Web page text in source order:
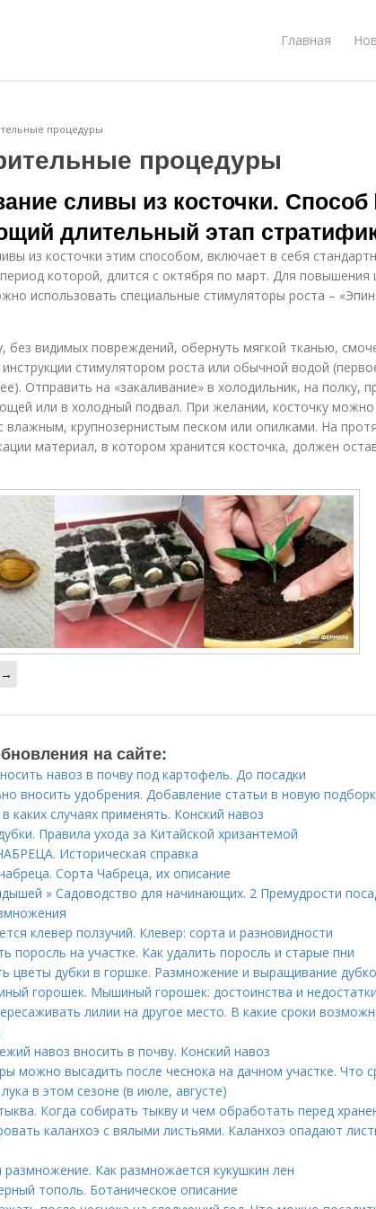
Главная
процедуры
процедуры
сливы из косточки.
длительный этап
из косточки этим способом, включает в себя
которой, длится с октября по март. Для повышения
использовать специальные стимуляторы роста –
без видимых повреждений, обернуть мягкой тканью,
стимулятором роста или обычной водой
Отправить на «закаливание» в холодильник, на полку,
или в холодный подвал. При желании, косточку
влажным, крупнозернистым песком или опилками. На
материал, в котором хранится косточка, должен
→
на сайте:
навоз в почву под картофель. До посадки
вносить удобрения. Добавление статьи в новую
каких случаях применять. Конский навоз
Правила ухода за Китайской хризантемой
Историческая справка
Сорта Чабреца, их описание
» Садоводство для начинающих. 2 Премудрости
клевер ползучий. Клевер: сорта и разновидности
поросль на участке. Как удалить поросль и старые пни
цветы дубки в горшке. Размножение и выращивание
горошек. Мышиный горошек: достоинства и недостатки
лилии на другое место. В какие сроки
навоз вносить в почву. Конский навоз
можно высадить после чеснока на дачном участке. Что
в этом сезоне (в июле, августе)
Когда собирать тыкву и чем обработать перед
каланхоэ с вялыми листьями. Каланхоэ опадают
размножение. Как размножается кукушкин лен
тополь. Ботаническое описание